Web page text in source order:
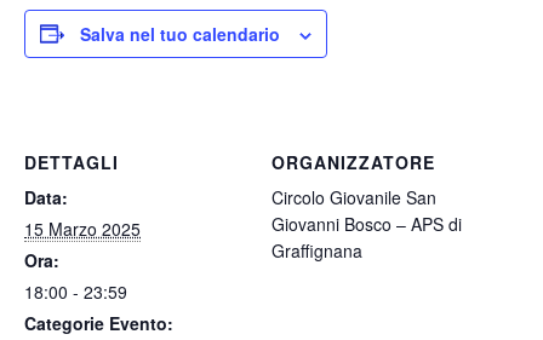
Salva nel tuo calendario
DETTAGLI
Data:
15 Marzo 2025
Ora:
18:00 - 23:59
Categorie Evento:
ORGANIZZATORE
Circolo Giovanile San
Giovanni Bosco – APS di
Graffignana